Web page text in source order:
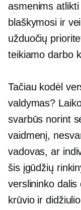
asmenims
blaškymosi ir
užduočių
teikiamo darbo
Tačiau kodėl
valdymas?
svarbūs norint
vaidmenį,
vadovas, ar
šis įgūdžių
verslininko dalis
krūvio ir